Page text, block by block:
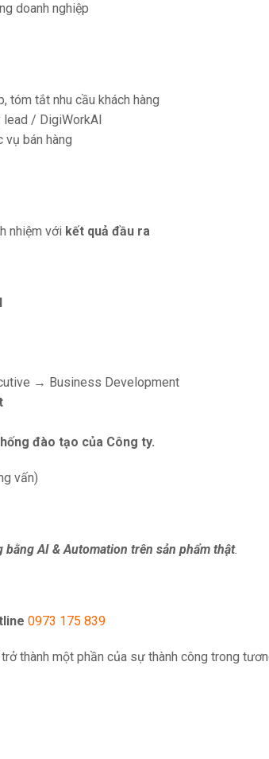
doanh nghiệp
tóm tắt nhu cầu khách hàng
lead / DigiWorkAI
vụ bán hàng
nhiệm với kết quả đầu ra
→ Business Development
đào tạo của Công ty.
vấn)
bằng AI & Automation trên sản phẩm thật.
0973 175 839
thành một phần của sự thành công trong